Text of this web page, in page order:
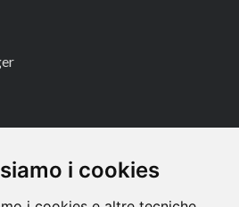
i cookies